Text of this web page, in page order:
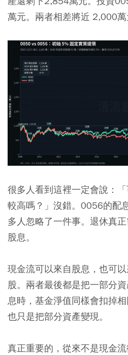
萬元。兩者相差將近 2,000萬
很多人看到這裡一定會說：
較高嗎？」沒錯。0056的配
多人忽略了一件事。退休真
股息。
現金流可以來自股息，也可
股。兩者最後都是把一部分
息時，基金淨值同樣會扣掉
也只是把部分資產變現。
真正重要的，從來不是現金